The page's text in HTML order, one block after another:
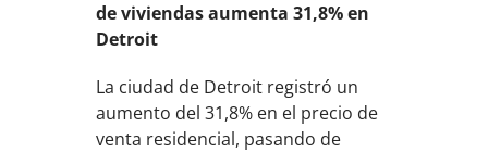
de viviendas aumenta 31,8% en
Detroit
La ciudad de Detroit registró un
aumento del 31,8% en el precio de
venta residencial, pasando de